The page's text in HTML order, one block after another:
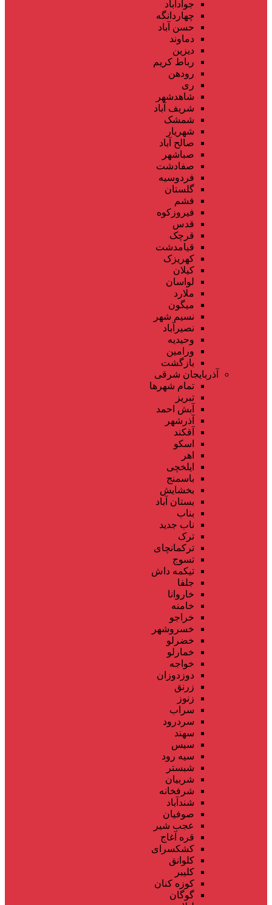
جوادآباد
چهاردانگه
حسن آباد
دماوند
دیزین
رباط کریم
رودهن
ری
شاهدشهر
شریف آباد
شمشک
شهریار
صالح آباد
صباشهر
صفادشت
فردوسیه
گلستان
فشم
فیروزکوه
قدس
قرچک
قیامدشت
کهریزک
کیلان
لواسان
ملارد
میگون
نسیم شهر
نصیرآباد
وحیدیه
ورامین
بازگشت
آذربایجان شرقی
تمام شهر‌ها
تبریز
آبش احمد
آذرشهر
آقکند
اسکو
اهر
ایلخچی
باسمنج
بخشایش
بستان آباد
بناب
ناب جدید
ترک
ترکمانچای
تسوج
تیکمه داش
جلفا
خاروانا
خامنه
خراجو
خسروشهر
خضرلو
خمارلو
خواجه
دوزدوزان
زرنق
زنوز
سراب
سردرود
سهند
سیس
سیه رود
شبستر
شربیان
شرفخانه
شندآباد
صوفیان
عجب شیر
قره آغاج
کشکسرای
کلوانق
کلیبر
کوزه کنان
گوگان